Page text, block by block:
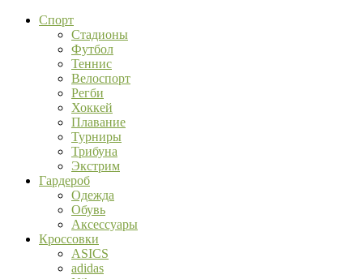
Спорт
Стадионы
Футбол
Теннис
Велоспорт
Регби
Хоккей
Плавание
Турниры
Трибуна
Экстрим
Гардероб
Одежда
Обувь
Аксессуары
Кроссовки
ASICS
adidas